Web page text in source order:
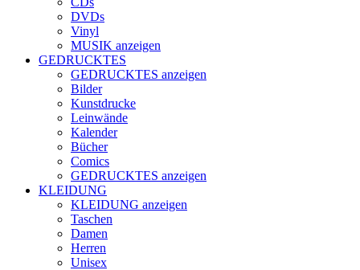
DVDs
Vinyl
MUSIK anzeigen
GEDRUCKTES
GEDRUCKTES anzeigen
Bilder
Kunstdrucke
Leinwände
Kalender
Bücher
Comics
GEDRUCKTES anzeigen
KLEIDUNG
KLEIDUNG anzeigen
Taschen
Damen
Herren
Unisex